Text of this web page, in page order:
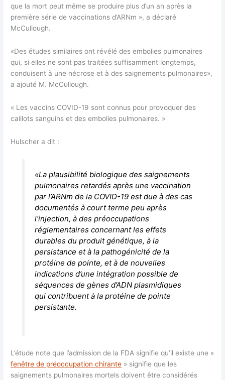
que la mort peut même se produire plus d’un an après la
première série de vaccinations d’ARNm », a déclaré
McCullough.
«Des études similaires ont révélé des embolies pulmonaires
qui, si elles ne sont pas traitées suffisamment longtemps,
conduisent à une nécrose et à des saignements pulmonaires»,
a ajouté M. McCullough.
« Les vaccins COVID-19 sont connus pour provoquer des
caillots sanguins et des embolies pulmonaires. »
Hulscher a dit :
«La plausibilité biologique des saignements
pulmonaires retardés après une vaccination
par l’ARNm de la COVID-19 est due à des cas
documentés à court terme peu après
l’injection, à des préoccupations
réglementaires concernant les effets
durables du produit génétique, à la
persistance et à la pathogénicité de la
protéine de pointe, et à de nouvelles
indications d’une intégration possible de
séquences de gènes d’ADN plasmidiques
qui contribuent à la protéine de pointe
persistante.
L’étude note que l’admission de la FDA signifie qu’il existe une «
fenêtre de préoccupation chirante » signifie que les
saignements pulmonaires mortels doivent être considérés